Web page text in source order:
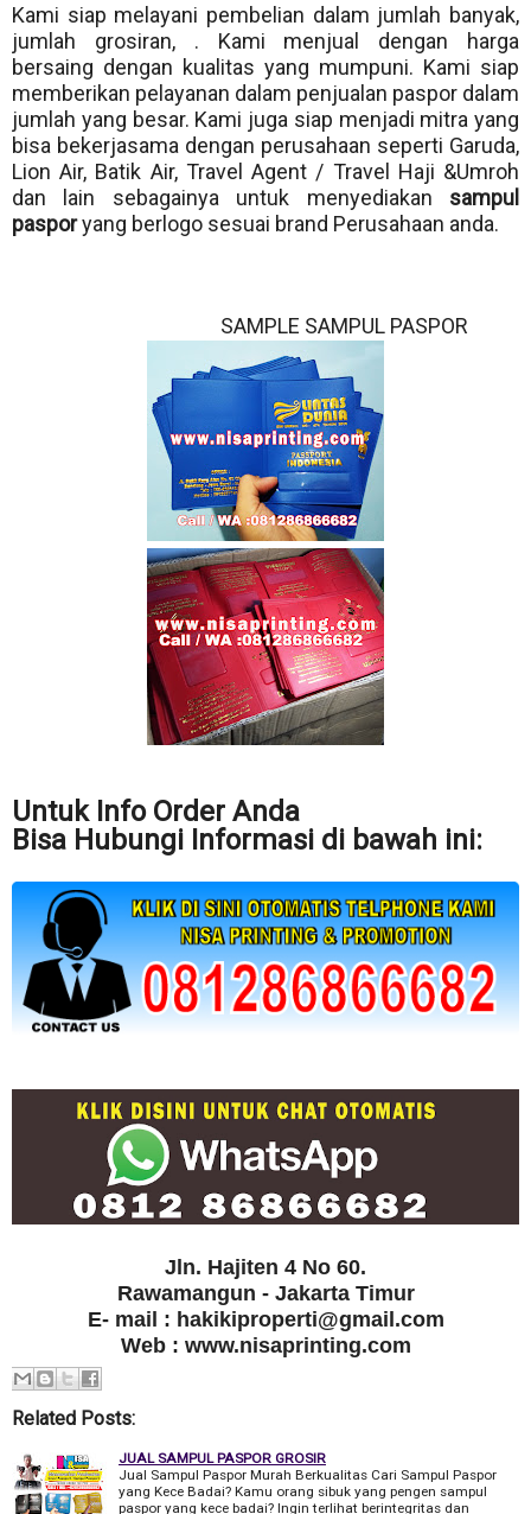
Kami siap melayani pembelian dalam jumlah banyak,
jumlah grosiran, . Kami menjual dengan harga
bersaing dengan kualitas yang mumpuni. Kami siap
memberikan pelayanan dalam penjualan paspor dalam
jumlah yang besar. Kami juga siap menjadi mitra yang
bisa bekerjasama dengan perusahaan seperti Garuda,
Lion Air, Batik Air, Travel Agent / Travel Haji &Umroh
dan lain sebagainya untuk menyediakan sampul
pasporyang berlogo sesuai brand Perusahaan anda.
SAMPLE SAMPUL PASPOR
Untuk Info Order Anda
Bisa Hubungi Informasi di bawah ini:
Jln. Hajiten 4 No 60.
Rawamangun - Jakarta Timur
E- mail : hakikiproperti@gmail.com
Web : www.nisaprinting.com
Related Posts:
JUAL SAMPUL PASPOR GROSIR
Jual Sampul Paspor Murah Berkualitas Cari Sampul Paspor
yang Kece Badai? Kamu orang sibuk yang pengen sampul
paspor yang kece badai? Ingin terlihat berintegritas dan